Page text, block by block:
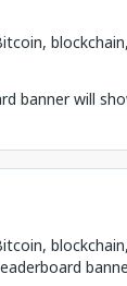
banner will